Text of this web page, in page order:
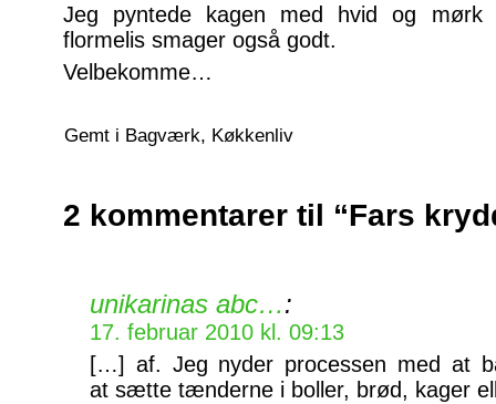
Jeg pyntede kagen med hvid og
flormelis smager også godt.
Velbekomme…
Gemt i Bagværk, Køkkenliv
2 kommentarer til “Fars
unikarinas abc…:
17. februar 2010 kl. 09:13
[…] af. Jeg nyder processen med at
at sætte tænderne i boller, brød, kager